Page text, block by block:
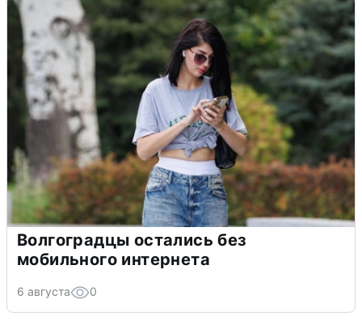
Волгоградцы остались без
мобильного интернета
6 августа 0